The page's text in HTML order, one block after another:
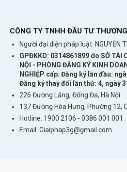
CÔNG TY TNHH ĐẦU TƯ
Người đại diện pháp luật: NGUYỄN
GPĐKKD: 0314861899 do SỞ TÀI
NỘI - PHÒNG ĐĂNG KÝ KINH
NGHIỆP cấp. Đăng ký lần đầu:
Đăng ký thay đổi lần thứ: 4, ngày
226 Đường Láng, Đống Đa, Hà Nội
137 Đường Hòa Hưng, Phường 12,
Hotline: 1900 2106 - 0386 001 001
Email: Giaiphap3g@gmail.com